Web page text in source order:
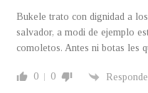
Bukele trato con dignidad a
salvador, a modi de ejemplo
comoletos. Antes ni botas les
0 0